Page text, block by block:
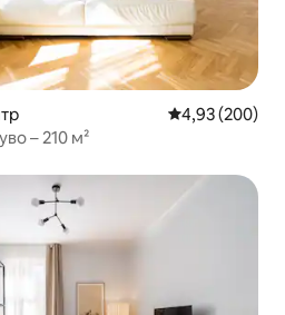
Середня
4,93 (200)
– 210 м²